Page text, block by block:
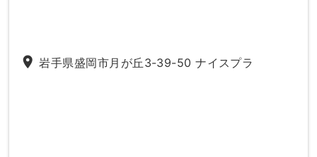
place 岩手県盛岡市月が丘3-39-50 ナイスプラ